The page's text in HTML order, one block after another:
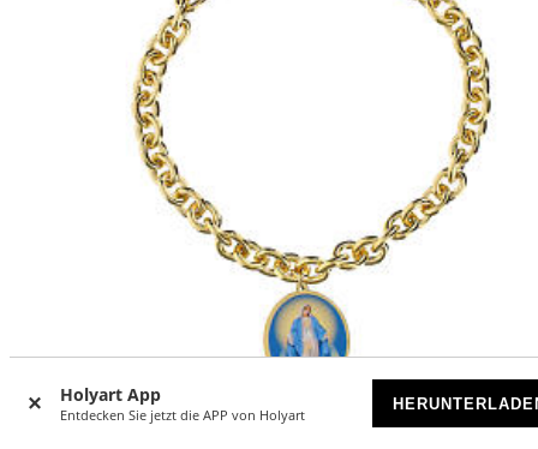
Holyart App
Entdecken Sie jetzt die APP von Holyart